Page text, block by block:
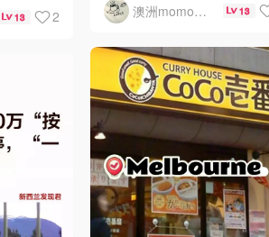
13 2 澳洲momo爱吃 13